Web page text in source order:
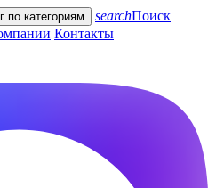
по категориям searchПоиск
Контакты